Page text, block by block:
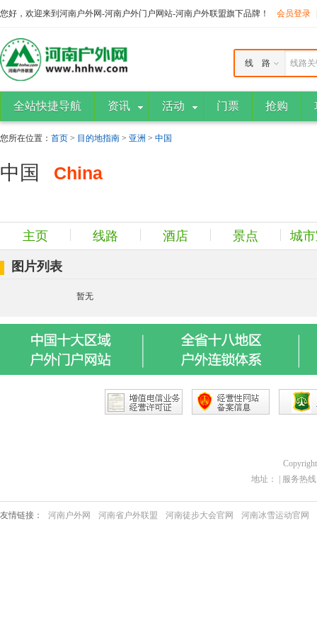
您好，欢迎来到河南户外网-河南户外门户网站-河南户外联盟旗下品牌！ 会员登录
线路
线 路
全站快捷导航 资讯 活动 门票 抢购
您所在位置： 首页 > 目的地指南 > 亚洲 > 中国
中国 China
主页 线路 酒店 景点 城
图片列表
暂无
地址： | 服务热线
友情链接： 河南户外网 河南省户外联盟 河南徒步大会官网 河南冰雪运动官网